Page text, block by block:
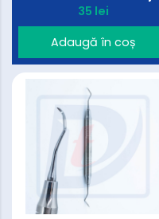
35 lei
Adaugă în coș